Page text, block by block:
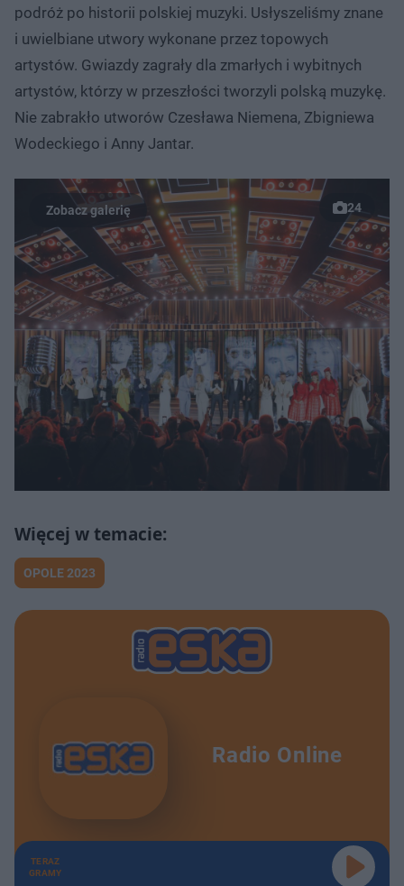
podróż po historii polskiej muzyki. Usłyszeliśmy znane
i uwielbiane utwory wykonane przez topowych
artystów. Gwiazdy zagrały dla zmarłych i wybitnych
artystów, którzy w przeszłości tworzyli polską muzykę.
Nie zabrakło utworów Czesława Niemena, Zbigniewa
Wodeckiego i Anny Jantar.
24
OPOLE 2023
Radio Online
TERAZ
GRAMY